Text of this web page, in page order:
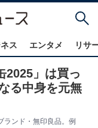
ス エンタメ リサ
2025」は買っ
る中身を元無
ランド・無印良品。例